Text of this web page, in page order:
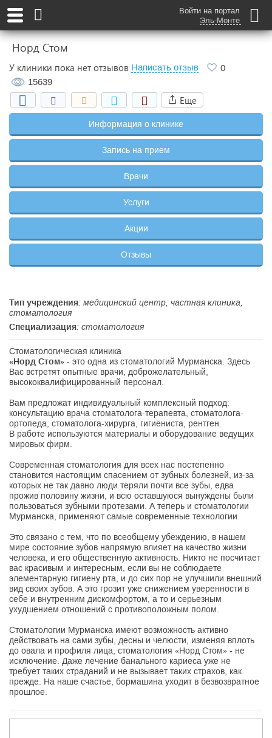
Войти на портал
Эль-Монте
Норд Стом
У клиники пока нет отзывов Написать отзыв
0
15639
Еще
Информация о клинике
Запись на прием
Врачи
Услуги
Акции
Отзывы
Тип учреждения: медицинский центр, частная клиника,
стоматология
Специализация: стоматология
Стоматологическая клиника
«Норд Стом» - это одна из стоматологий Мурманска. Здесь
Вас встретят опытные врачи, доброжелательный,
высококвалифицированный персонал.
Вам предложат индивидуальный комплексный подход:
консультацию врача стоматолога-терапевта, стоматолога-
ортопеда, стоматолога-хирурга, гигиениста, рентген.
В работе используются материалы и оборудование ведущих
мировых фирм.
Современная стоматология для всех нас постепенно
становится настоящим спасением от зубных болезней, из-за
которых не так давно люди теряли почти все зубы, едва
прожив половину жизни, и всю оставшуюся вынуждены были
пользоваться зубными протезами. А теперь и стоматологии
Мурманска, применяют самые современные технологии.
Это связано с тем, что по всеобщему убеждению, в нашем
мире состояние зубов напрямую влияет на качество жизни
человека, и его общественную активность. Никто не посчитает
вас красивым и интересным, если вы не соблюдаете
элементарную гигиену рта, и до сих пор не улучшили внешний
вид своих зубов. А это грозит уже снижением уверенности в
себе и внутренним дискомфортом, а то и серьезным
ухудшением отношений с противоположным полом.
Стоматологии Мурманска имеют возможность активно
действовать на сами зубы, десны и челюсти, изменяя вплоть
до овала и профиля лица, стоматология «Норд Стом» - не
исключение. Даже лечение банального кариеса уже не
требует таких страданий и не вызывает таких страхов, как
прежде. На наше счастье, бормашина уходит в безвозвратное
прошлое.